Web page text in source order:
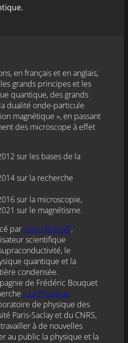
en français et en anglais,
grands principes et les
quantique, des grands
dualité onde-particule
magnétique », en passant
des microscope à effet
sur les bases de la
sur la recherche
sur la microscopie,
sur le magnétisme.
par Julien Bobroff,
scientifique
le
quantique et la
condensée.
de Frédéric Bouquet
« La Physique
de physique des
Paris-Saclay et du CNRS,
à de nouvelles
au public la physique et la